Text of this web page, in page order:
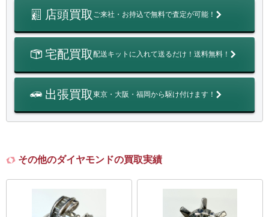
店頭買取 ご来社・お持込で無料で査定が可能！
宅配買取配送キットに入れて送るだけ！送料無料！
出張買取東京・大阪・福岡から駆け付けます！
その他のダイヤモンドの買取実績